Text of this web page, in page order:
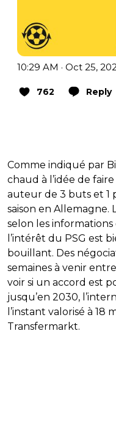
10:29 AM · Oct 25,
762 Reply
Comme indiqué par
chaud à l’idée de
auteur de 3 buts et 1
saison en Allemagne.
selon les informations
l’intérêt du PSG est
bouillant. Des
semaines à venir
voir si un accord est
jusqu’en 2030,
l’instant valorisé à 18
Transfermarkt.